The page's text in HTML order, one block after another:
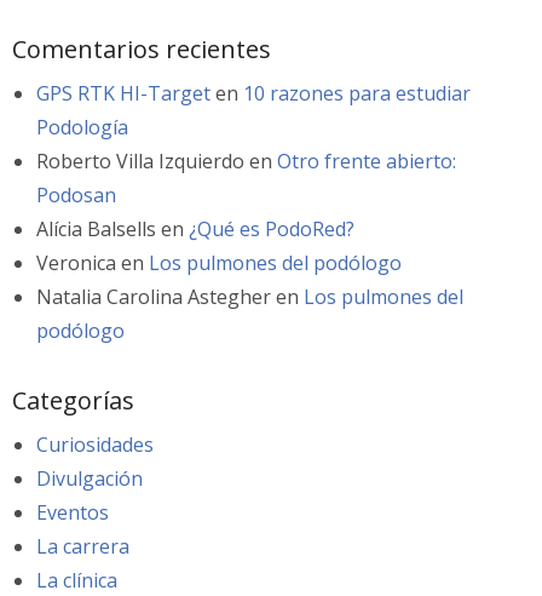
Comentarios recientes
GPS RTK HI-Targeten 10 razones para estudiar
Podología
Roberto Villa Izquierdo en Otro frente abierto:
Podosan
Alícia Balsells en ¿Qué es PodoRed?
Veronica en Los pulmones del podólogo
Natalia Carolina Astegheren Los pulmones del
podólogo
Categorías
Curiosidades
Divulgación
Eventos
La carrera
La clínica